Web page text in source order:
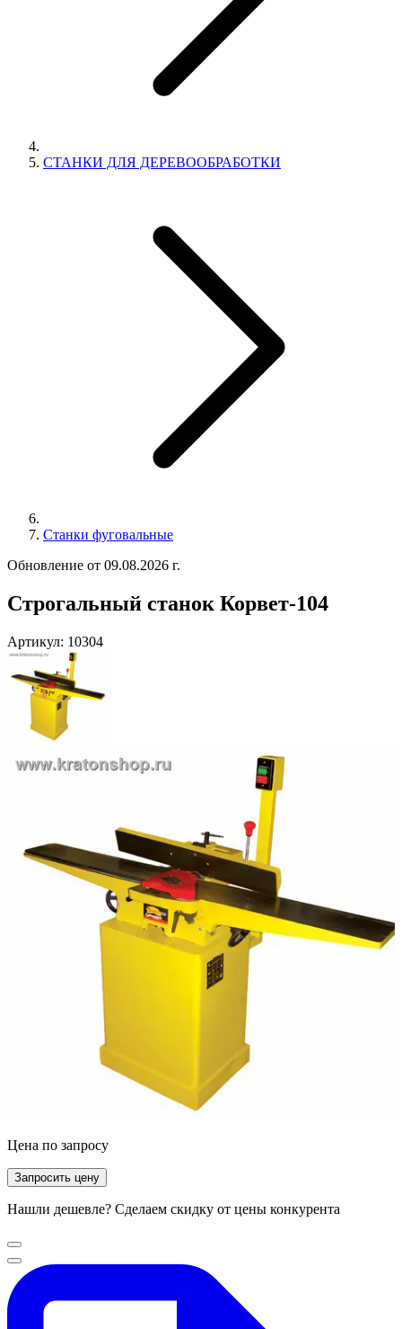
СТАНКИ ДЛЯ ДЕРЕВООБРАБОТКИ
Станки фуговальные
Обновление от 09.08.2026 г.
Строгальный станок Корвет-104
Артикул: 10304
Цена по запросу
Запросить цену
Нашли дешевле? Сделаем скидку от цены конкурента